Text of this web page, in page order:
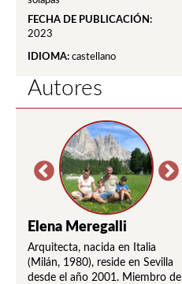
FECHA DE PUBLICACIÓN:
2023
IDIOMA: castellano
Autores
Elena Meregalli
Arquitecta, nacida en Italia
(Milán, 1980), reside en Sevilla
desde el año 2001. Miembro del